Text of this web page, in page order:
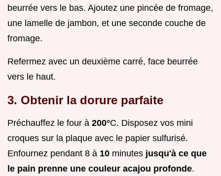
beurrée vers le bas. Ajoutez une pincée de fromage,
une lamelle de jambon, et une seconde couche de
fromage.
Refermez avec un deuxième carré, face beurrée
vers le haut.
3. Obtenir la dorure parfaite
Préchauffez le four à 200°C. Disposez vos mini
croques sur la plaque avec le papier sulfurisé.
Enfournez pendant 8 à 10 minutes jusqu'à ce que
le pain prenne une couleur acajou profonde.